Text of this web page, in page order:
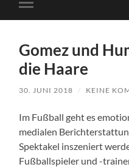
Mobile-
Menü
Gomez und
die Haare
30. JUNI 2018 / KEINE
Im Fußball geht es
medialen
Spektakel inszeniert
Fußballspieler und -